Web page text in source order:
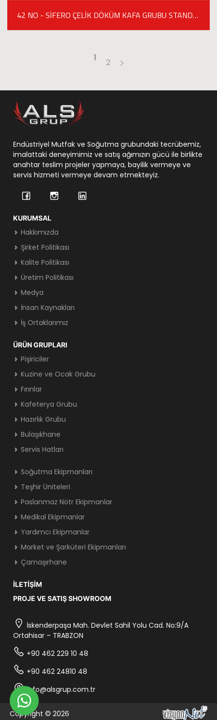
42 NO - SİFERO ÇELİK DÖKÜM KAFA GRUBU STANDART MODEL KIYMA MAKİNESİ
1 2
Endüstriyel Mutfak ve Soğutma grubundaki tecrübemiz,
imalattaki deneyimimiz ve satış ağımızın gücü ile birlikte
anahtar teslim projeler yapmaya, bayilik vermeye ve
servis hizmeti vermeye devam etmekteyiz.
KURUMSAL
Hakkımızda
Şirket Politikası
Kalite Politikası
Üretim Politikası
Medya
İnsan Kaynakları
İş Ortaklarımız
ÜRÜN GRUPLARI
Pişiriciler
Kuzine ve Ocak Grubu
Fırınlar
Kafeterya Grubu
Hazırlık Grubu
Bulaşıkhane
Servis Hatları
Soğutma Ekipmanları
Teşhir Üniteleri
Paslanmaz Nötr Ekipmanlar
Medikal Ekipmanlar
Yardımcı Ekipmanlar
Market ve Şarküteri Ekipmanları
Çamaşırhane
İLETIŞIM
PROJE VE SATIŞ SHOWROOM
İskenderpaşa Mah. Devlet Sahil Yolu Cad. No:9/A
Ortahisar – TRABZON
+90 462 229 10 48
+90 462 24810 48
info@alsgrup.com.tr
Copyright © 2026